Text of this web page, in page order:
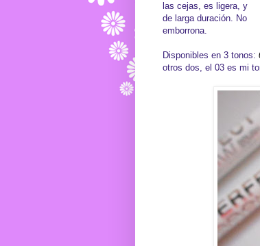
las cejas, es ligera, y
de larga duración. No
emborrona.
Disponibles en 3 tonos:
otros dos, el 03 es mi